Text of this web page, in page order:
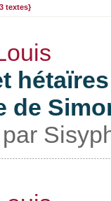
textes}
de